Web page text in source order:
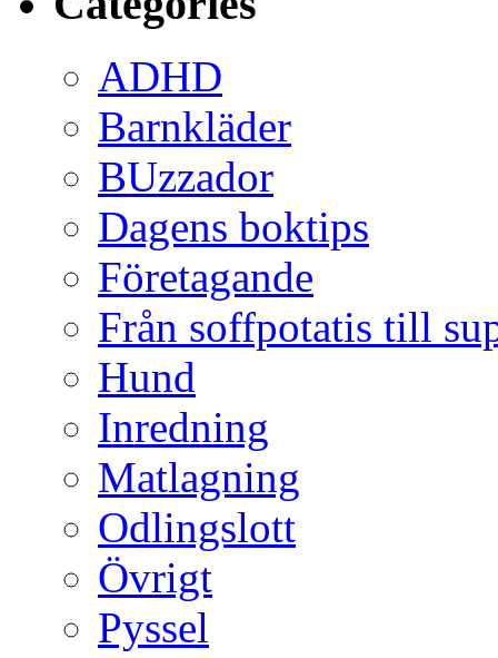
ADHD
Barnkläder
BUzzador
Dagens boktips
Företagande
Från soffpotatis till
Hund
Inredning
Matlagning
Odlingslott
Övrigt
Pyssel